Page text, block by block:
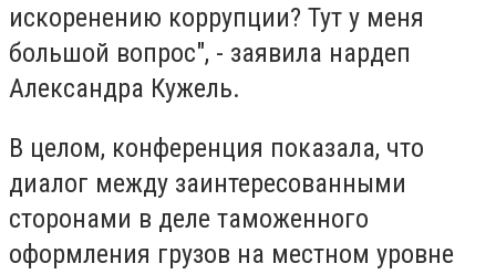
искоренению коррупции? Тут у меня
большой вопрос", - заявила нардеп
Александра Кужель.
В целом, конференция показала, что
диалог между заинтересованными
сторонами в деле таможенного
оформления грузов на местном уровне